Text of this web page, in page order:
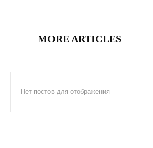
MORE ARTICLES
Нет постов для отображения